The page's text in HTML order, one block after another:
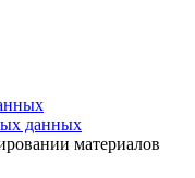
данных
материалов